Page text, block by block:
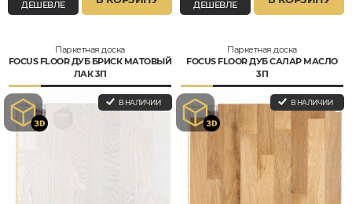
ДЕШЕВЛЕ
ДЕШЕВЛЕ
Паркетная доска
FOCUS FLOOR ДУБ БРИСК МАТОВЫЙ
ЛАК 3П
В НАЛИЧИИ
Паркетная доска
FOCUS FLOOR ДУБ САЛАР МАСЛО
3П
В НАЛИЧИИ